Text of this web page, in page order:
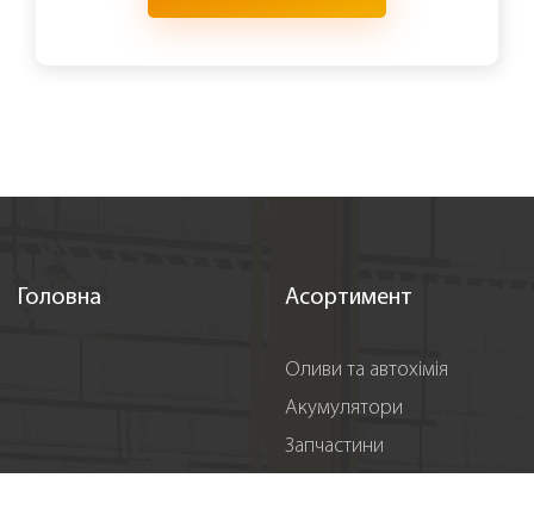
Головна Асортимент
Оливи та автохімія
Акумулятори
Запчастини